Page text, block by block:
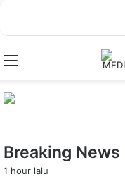
Breaking News
1 hour lalu